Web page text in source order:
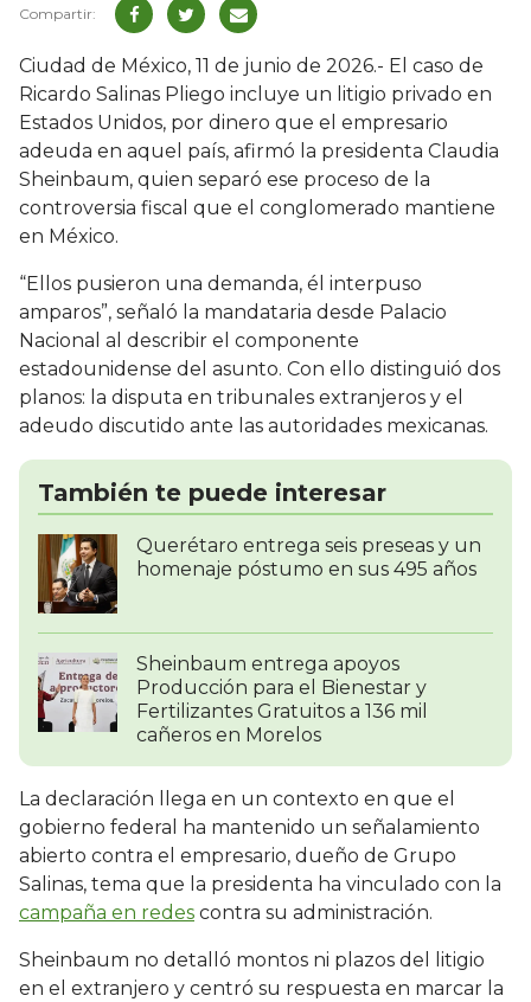
Ciudad de México, 11 de junio de 2026.- El caso de
Ricardo Salinas Pliego incluye un litigio privado en
Estados Unidos, por dinero que el empresario
adeuda en aquel país, afirmó la presidenta Claudia
Sheinbaum, quien separó ese proceso de la
controversia fiscal que el conglomerado mantiene
en México.
“Ellos pusieron una demanda, él interpuso
amparos”, señaló la mandataria desde Palacio
Nacional al describir el componente
estadounidense del asunto. Con ello distinguió dos
planos: la disputa en tribunales extranjeros y el
adeudo discutido ante las autoridades mexicanas.
También te puede interesar
Querétaro entrega seis preseas y un
homenaje póstumo en sus 495 años
Sheinbaum entrega apoyos
Producción para el Bienestar y
Fertilizantes Gratuitos a 136 mil
cañeros en Morelos
La declaración llega en un contexto en que el
gobierno federal ha mantenido un señalamiento
abierto contra el empresario, dueño de Grupo
Salinas, tema que la presidenta ha vinculado con la
campaña en redes contra su administración.
Sheinbaum no detalló montos ni plazos del litigio
en el extranjero y centró su respuesta en marcar la